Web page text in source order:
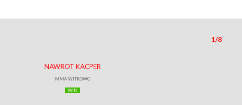
1/8
NAWROT KACPER
MMA WITKOWO
WIN